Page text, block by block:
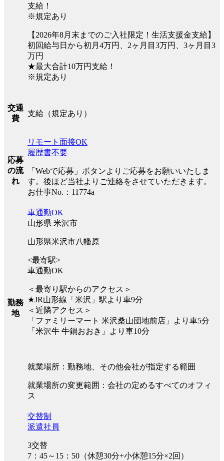
支給！
※規定あり
【2026年8月末までのご入社限定！生活支援金支給】
初回給与日から初月4万円、2ヶ月目3万円、3ヶ月目3
万円
★最大合計10万円支給！
※規定あり
交通
費
支給（規定あり）
応募
の流
れ
リモート面接OK
履歴書不要
「Webで応募」ボタンよりご応募をお願いいたしま
す。後ほど当社よりご連絡をさせていただきます。
お仕事No.：11774a
勤務
地
車通勤OK
山形県 米沢市
山形県米沢市八幡原
<最寄駅>
車通勤OK
＜最寄り駅からのアクセス＞
★JR山形線「米沢」駅より車9分
＜近隣アクセス＞
「ファミリーマート 米沢桑山団地前店」より車5分
「米沢牛 牛鍋おおき」より車10分
就業場所：勤務地、その他会社が指定する範囲
就業場所の変更範囲：会社の定めるすべてのオフィ
ス
交替制
派遣社員
3交替
7：45～15：50（休憩30分+小休憩15分×2回）